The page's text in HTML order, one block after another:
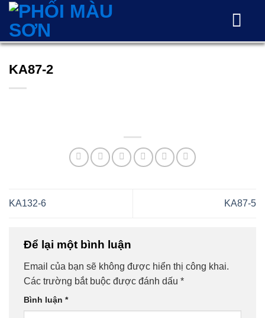
Skip
content
KA87-2
KA132-6 KA87-5
Để lại một bình luận
Email của bạn sẽ không được hiển thị công khai.
Các trường bắt buộc được đánh dấu *
Bình luận *